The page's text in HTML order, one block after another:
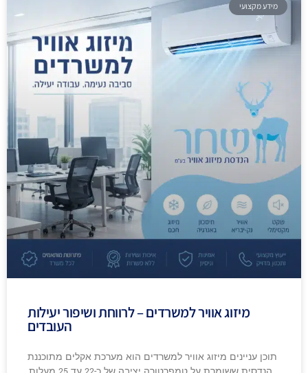
מידע מקצועי
מיזוג אוויר למשרדים – לרווחת ושיפור יעילות
העובדים
תוכן עניינים מיזוג אוויר למשרדים הוא מערכת אקלים מתוכננת